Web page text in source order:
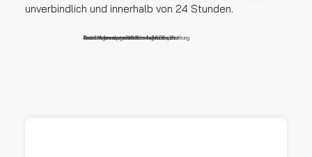
unverbindlich und innerhalb von 24 Stunden.
Direkt zu Ihrem persönlichen Angebot
Antwort garantiert innerhalb von 24 Stunden
In nur 1 Minute ausgefüllt – einfach und schnel
Kostenlos und unverbindlich – ohne Verpflichtung